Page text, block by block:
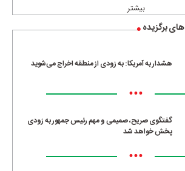
بیشتر
برگزیده
هشدار به آمریکا: به زودی از منطقه اخراج می‌شوید
•••
گفتگوی صریح، صمیمی و مهم رئیس جمهور به زودی
پخش خواهد شد
•••